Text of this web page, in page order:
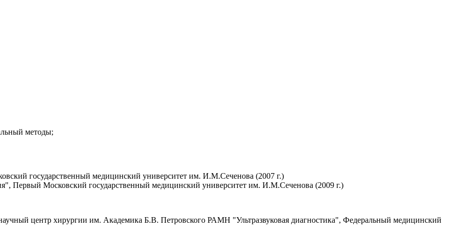
методы;
государственный медицинский университет им. И.М.Сеченова (2007 г.)
Первый Московский государственный медицинский университет им. И.М.Сеченова (2009 г.)
центр хирургии им. Академика Б.В. Петровского РАМН "Ультразвуковая диагностика", Федеральный медицинский